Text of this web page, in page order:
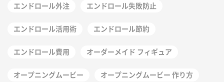
エンドロール外注 エンドロール失敗防止
エンドロール活用術 エンドロール節約
エンドロール費用 オーダーメイド フィギュア
オープニングムービー オープニングムービー 作り方